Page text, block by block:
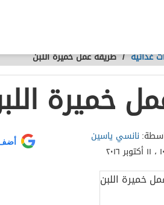
غذائية /طريقة عمل خميرة اللبن
خميرة
نانسي ياسين